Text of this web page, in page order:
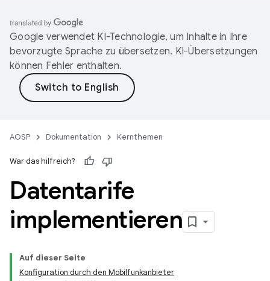
Google verwendet KI-Technologie, um Inhalte in Ihre
bevorzugte Sprache zu übersetzen. KI-Übersetzungen
können Fehler enthalten.
AOSP Dokumentation Kernthemen
War das hilfreich?
Datentarife
implementieren
Auf dieser Seite
Konfiguration durch den Mobilfunkanbieter